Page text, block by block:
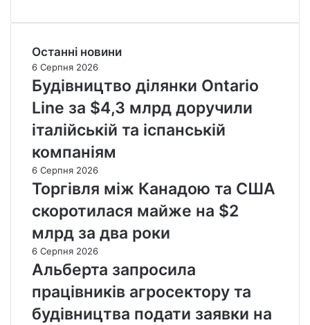
Останні новини
6 Серпня 2026
Будівництво ділянки Ontario
Line за $4,3 млрд доручили
італійській та іспанській
компаніям
6 Серпня 2026
Торгівля між Канадою та США
скоротилася майже на $2
млрд за два роки
6 Серпня 2026
Альберта запросила
працівників агросектору та
будівництва подати заявки на